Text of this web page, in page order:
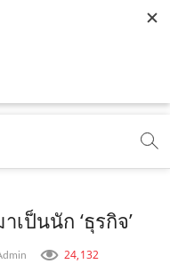
Oops!| CAMPAIGN |
ป็นนัก ‘ธุรกิจ’
24,132